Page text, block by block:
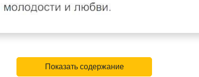
Показать содержание